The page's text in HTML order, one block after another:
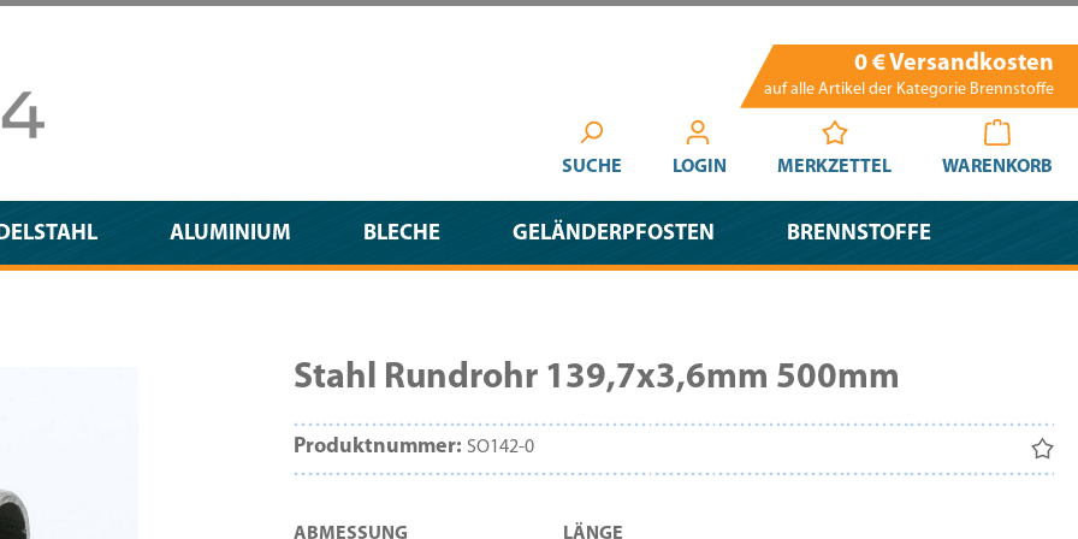
0 € Versandkosten
auf alle Artikel der Kategorie Brennstoffe
SUCHE LOGIN MERKZETTEL WARENKORB
ALUMINIUM BLECHE GELÄNDERPFOSTEN BRENNSTOFFE
Stahl Rundrohr 139,7x3,6mm 500mm
Produktnummer: SO142-0
ABMESSUNG LÄNGE